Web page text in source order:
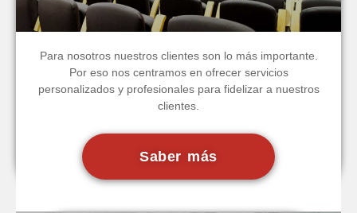
Para nosotros nuestros clientes son lo más importante.
Por eso nos centramos en ofrecer servicios
personalizados y profesionales para fidelizar a nuestros
clientes.
Saber más